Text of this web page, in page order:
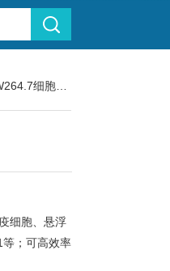
细胞转染试剂
细胞、悬浮
；可高效率